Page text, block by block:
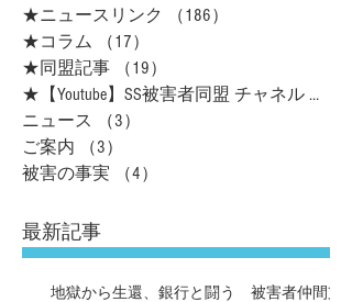
★ニュースリンク
（186）
★コラム
（17）
★同盟記事
（19）
★【Youtube】SS被害者同盟 チャネル （16）
ニュース
（3）
ご案内
（3）
被害の事実
（4）
最新記事
地獄から生還、銀行と闘う 被害者仲間支